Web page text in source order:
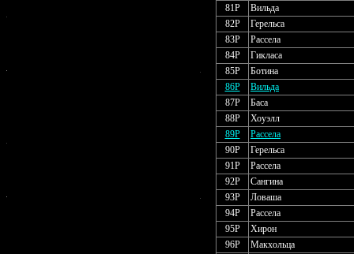
81P
Вильда
82P
Герельса
83P
Рассела
84P
Гикласа
85P
Ботина
86P
Вильда
87P
Баса
88P
Хоуэлл
89P
Рассела
90P
Герельса
91P
Рассела
92P
Сангина
93P
Ловаша
94P
Рассела
95P
Хирон
96P
Макхольца